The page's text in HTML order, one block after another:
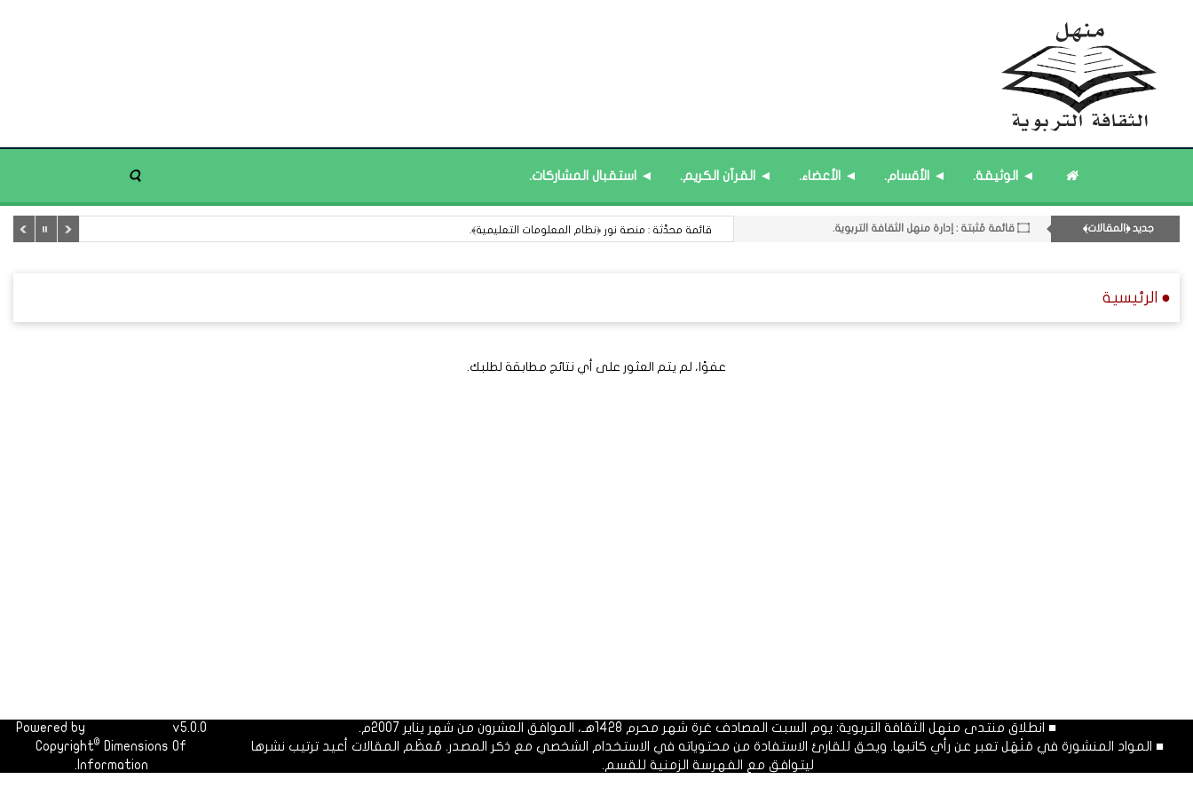
◄ الوثيقة. ◄ الأقسام. ◄ الأعضاء. ◄ القرآن الكريم. ◄ استقبال المشاركات.
جديد ﴿المقالات﴾
۝ قائمة مُحدَّثة : مختارات من ﴿جديد﴾ المشاركات.
۝ قائمة مُحدَّثة : حديث الساعة.
۝ قائمة مُثبتة : إدارة منهل الثقافة التربوية. قائمة محدَّثة : منصة نور ﴿نظام المعلومات التعليمية﴾.
● الرئيسية
عفوًا، لم يتم العثور على أي نتائج مطابقة لطلبك.
■ انطلاق منتدى منهل الثقافة التربوية: يوم السبت المصادف غرة شهر محرم 1428هـ، الموافق العشرون من شهر يناير 2007م.
■ المواد المنشورة في مَنْهَل تعبر عن رأي كاتبها. ويحق للقارئ الاستفادة من محتوياته في الاستخدام الشخصي مع ذكر المصدر. مُعظَم المقالات أعيد ترتيب نشرها
ليتوافق مع الفهرسة الزمنية للقسم.
Powered by
v5.0.0
Copyright© Dimensions Of
Information.